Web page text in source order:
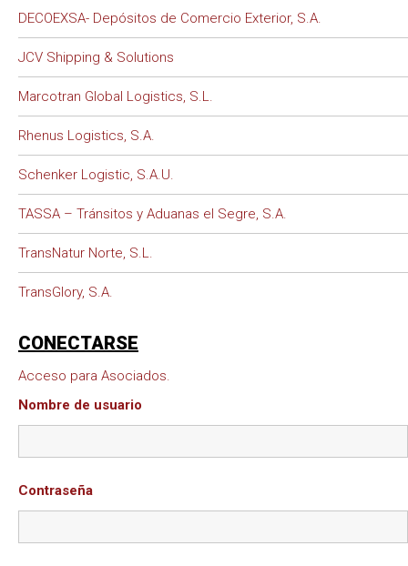
DECOEXSA- Depósitos de Comercio Exterior, S.A.
JCV Shipping & Solutions
Marcotran Global Logistics, S.L.
Rhenus Logistics, S.A.
Schenker Logistic, S.A.U.
TASSA – Tránsitos y Aduanas el Segre, S.A.
TransNatur Norte, S.L.
TransGlory, S.A.
CONECTARSE
Acceso para Asociados.
Nombre de usuario
Contraseña